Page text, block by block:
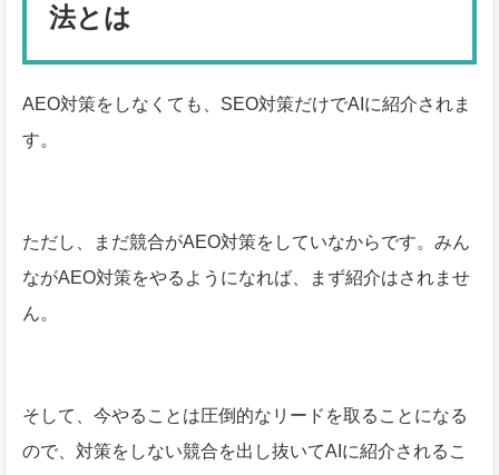
法とは
AEO対策をしなくても、SEO対策だけでAIに紹介されま
す。
ただし、まだ競合がAEO対策をしていなからです。みん
ながAEO対策をやるようになれば、まず紹介はされませ
ん。
そして、今やることは圧倒的なリードを取ることになる
ので、対策をしない競合を出し抜いてAIに紹介されるこ